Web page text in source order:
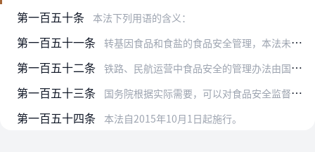
第一百五十条
本法下列用语的含义：
第一百五十一条 转基因食品和食盐的食品安全管理，本法未作规定的，适用其他法律、行政法规的规定。
第一百五十二条 铁路、民航运营中食品安全的管理办法由国务院食品安全监督管理部门会同国务院有关部门依照本法制定。
第一百五十三条 国务院根据实际需要，可以对食品安全监督管理体制作出调整。
第一百五十四条 本法自2015年10月1日起施行。